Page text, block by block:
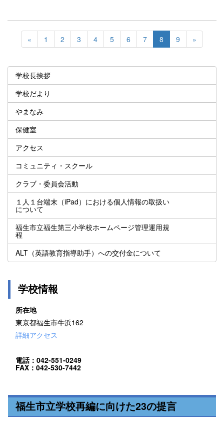
« 1 2 3 4 5 6 7 8 9 »
学校長挨拶
学校だより
やまなみ
保健室
アクセス
コミュニティ・スクール
クラブ・委員会活動
１人１台端末（iPad）における個人情報の取扱い
について
福生市立福生第三小学校ホームページ管理運用規
程
ALT（英語教育指導助手）への交付金について
学校情報
所在地
東京都福生市牛浜162
詳細アクセス
電話：042-551-0249
FAX：042-530-7442
福生市立学校再編に向けた23の提言